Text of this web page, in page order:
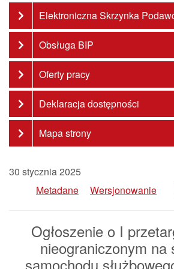
Elektroniczna Skrzynka
Obsługa BIP
Oferty pracy
Deklaracja dostępności
Mapa strony
30 stycznia 2025
Metadane
Wersjonowanie
Ogłoszenie o I
nieograniczonym na
samochodu